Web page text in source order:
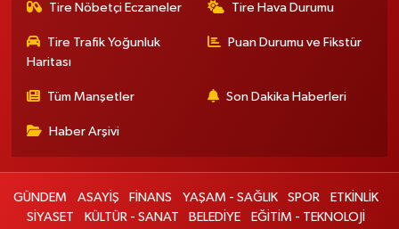
Tire Nöbetçi Eczaneler Tire Hava Durumu
Tire Trafik Yoğunluk
Haritası
Puan Durumu ve Fikstür
Tüm Manşetler Son Dakika Haberleri
Haber Arşivi
GÜNDEM ASAYİŞ FİNANS YAŞAM - SAĞLIK SPOR
ETKİNLİK
SİYASET
KÜLTÜR - SANAT BELEDİYE EĞİTİM - TEKNOLOJİ